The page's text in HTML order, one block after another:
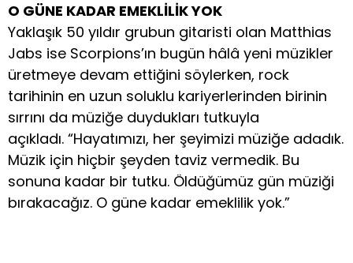
O GÜNE KADAR EMEKLİLİK YOK
Yaklaşık 50 yıldır grubun gitaristi olan Matthias
Jabs ise Scorpions’ın bugün hâlâ yeni müzikler
üretmeye devam ettiğini söylerken, rock
tarihinin en uzun soluklu kariyerlerinden birinin
sırrını da müziğe duydukları tutkuyla
açıkladı. “Hayatımızı, her şeyimizi müziğe adadık.
Müzik için hiçbir şeyden taviz vermedik. Bu
sonuna kadar bir tutku. Öldüğümüz gün müziği
bırakacağız. O güne kadar emeklilik yok.”